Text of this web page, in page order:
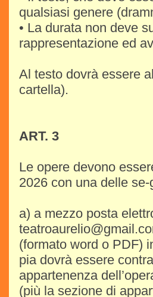
qualsiasi genere
• La durata non deve
rappresentazione ed
Al testo dovrà essere
cartella).
ART. 3
Le opere devono
2026 con una delle
a) a mezzo posta
(formato word o PDF)
pia dovrà essere
appartenenza
(più la sezione di